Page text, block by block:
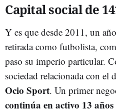
Capital social de
Y es que desde 2011, un
retirada como futbolista,
paso su imperio particular.
sociedad relacionada con el
Ocio Sport. Un primer
continúa en activo 13 años